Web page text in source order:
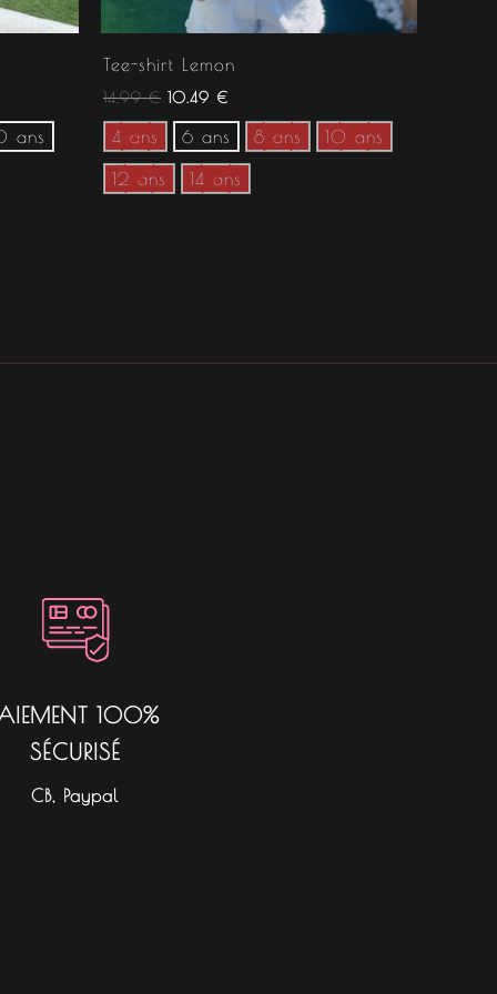
ans
Tee-shirt Lemon
14.99€ 10.49 €
4 ans 6 ans 8 ans 10 ans
12 ans 14 ans
100%
SÉCURISÉ
CB, Paypal